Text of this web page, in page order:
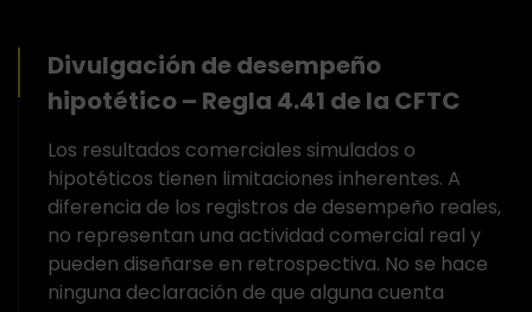
Divulgación de desempeño
hipotético – Regla 4.41 de la CFTC
Los resultados comerciales simulados o
hipotéticos tienen limitaciones inherentes. A
diferencia de los registros de desempeño reales,
no representan una actividad comercial real y
pueden diseñarse en retrospectiva. No se hace
ninguna declaración de que alguna cuenta